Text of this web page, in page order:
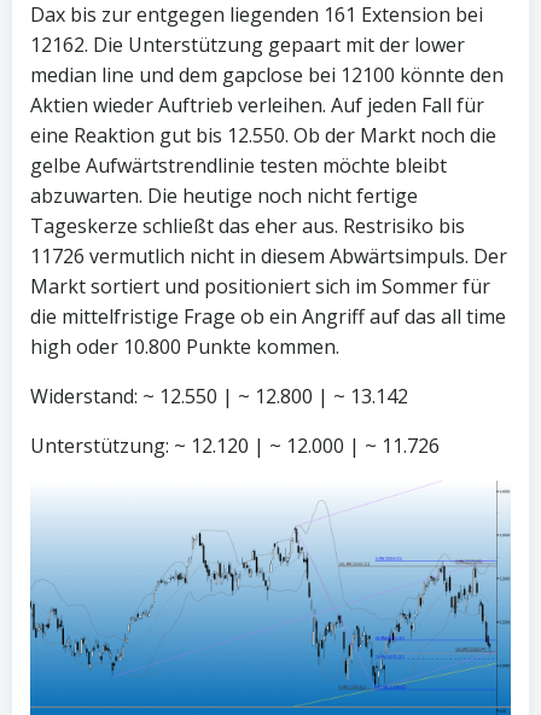
Dax bis zur entgegen liegenden 161 Extension bei
12162. Die Unterstützung gepaart mit der lower
median line und dem gapclose bei 12100 könnte den
Aktien wieder Auftrieb verleihen. Auf jeden Fall für
eine Reaktion gut bis 12.550. Ob der Markt noch die
gelbe Aufwärtstrendlinie testen möchte bleibt
abzuwarten. Die heutige noch nicht fertige
Tageskerze schließt das eher aus. Restrisiko bis
11726 vermutlich nicht in diesem Abwärtsimpuls. Der
Markt sortiert und positioniert sich im Sommer für
die mittelfristige Frage ob ein Angriff auf das all time
high oder 10.800 Punkte kommen.
Widerstand: ~ 12.550 | ~ 12.800 | ~ 13.142
Unterstützung: ~ 12.120 | ~ 12.000 | ~ 11.726